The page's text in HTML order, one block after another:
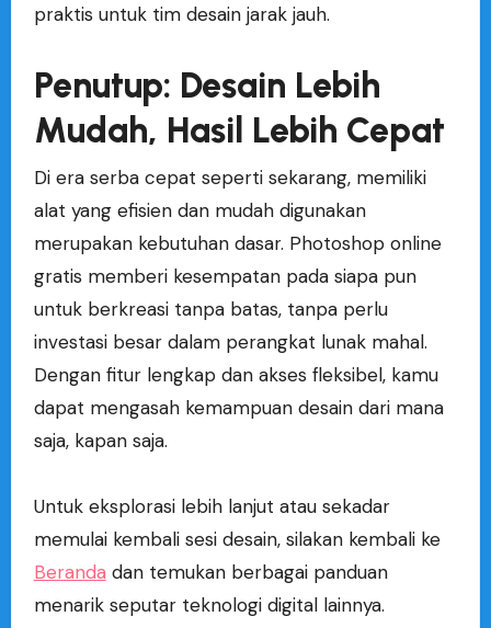
praktis untuk tim desain jarak jauh.
Penutup: Desain Lebih
Mudah, Hasil Lebih Cepat
Di era serba cepat seperti sekarang, memiliki
alat yang efisien dan mudah digunakan
merupakan kebutuhan dasar. Photoshop online
gratis memberi kesempatan pada siapa pun
untuk berkreasi tanpa batas, tanpa perlu
investasi besar dalam perangkat lunak mahal.
Dengan fitur lengkap dan akses fleksibel, kamu
dapat mengasah kemampuan desain dari mana
saja, kapan saja.
Untuk eksplorasi lebih lanjut atau sekadar
memulai kembali sesi desain, silakan kembali ke
Beranda dan temukan berbagai panduan
menarik seputar teknologi digital lainnya.